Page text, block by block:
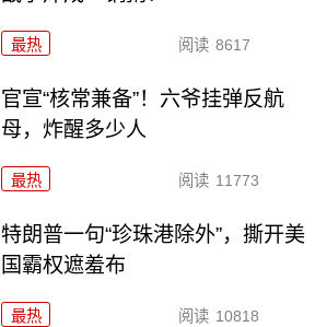
最热 阅读 8617
官宣“核常兼备”！六爷挂弹反航
母，炸醒多少人
最热 阅读 11773
特朗普一句“珍珠港除外”，撕开美
国霸权遮羞布
最热 阅读 10818